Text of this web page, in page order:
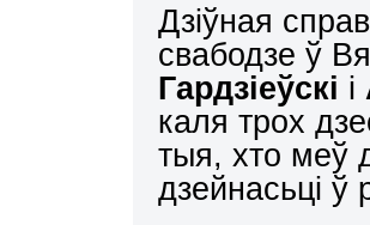
Дзіўная
свабодзе ў
Гардзіеўскі і
каля трох
тыя, хто меў
дзейнасьці